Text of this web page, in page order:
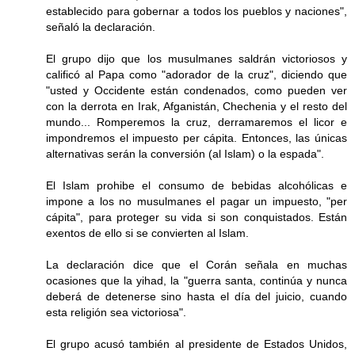
establecido para gobernar a todos los pueblos y naciones",
señaló la declaración.
El grupo dijo que los musulmanes saldrán victoriosos y
calificó al Papa como "adorador de la cruz", diciendo que
"usted y Occidente están condenados, como pueden ver
con la derrota en Irak, Afganistán, Chechenia y el resto del
mundo... Romperemos la cruz, derramaremos el licor e
impondremos el impuesto per cápita. Entonces, las únicas
alternativas serán la conversión (al Islam) o la espada".
El Islam prohibe el consumo de bebidas alcohólicas e
impone a los no musulmanes el pagar un impuesto, "per
cápita", para proteger su vida si son conquistados. Están
exentos de ello si se convierten al Islam.
La declaración dice que el Corán señala en muchas
ocasiones que la yihad, la "guerra santa, continúa y nunca
deberá de detenerse sino hasta el día del juicio, cuando
esta religión sea victoriosa".
El grupo acusó también al presidente de Estados Unidos,